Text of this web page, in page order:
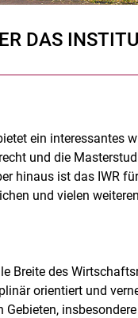
DAS
ein interessantes
und die
hinaus ist das IWR
und vielen
Breite des
orientiert und